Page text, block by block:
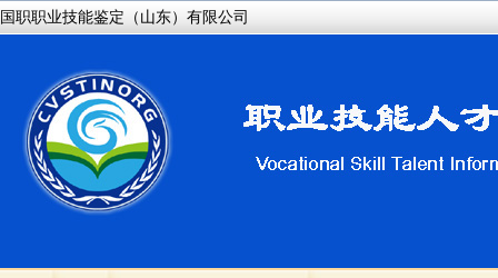
国职职业技能鉴定（山东）有限公司